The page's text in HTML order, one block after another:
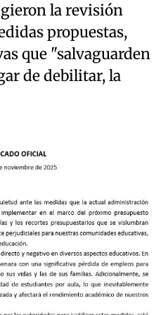
la revisión
propuestas,
que "salvaguarden
de debilitar, la